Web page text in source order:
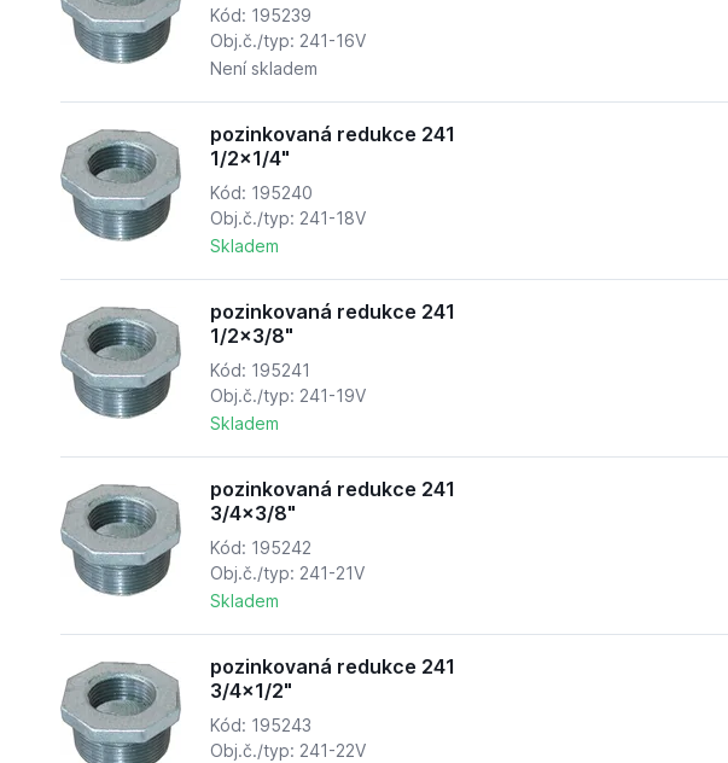
Kód: 195239
Obj.č./typ: 241-16V
Není skladem
pozinkovaná redukce 241
1/2x1/4"
Kód: 195240
Obj.č./typ: 241-18V
Skladem
pozinkovaná redukce 241
1/2x3/8"
Kód: 195241
Obj.č./typ: 241-19V
Skladem
pozinkovaná redukce 241
3/4x3/8"
Kód: 195242
Obj.č./typ: 241-21V
Skladem
pozinkovaná redukce 241
3/4x1/2"
Kód: 195243
Obj.č./typ: 241-22V